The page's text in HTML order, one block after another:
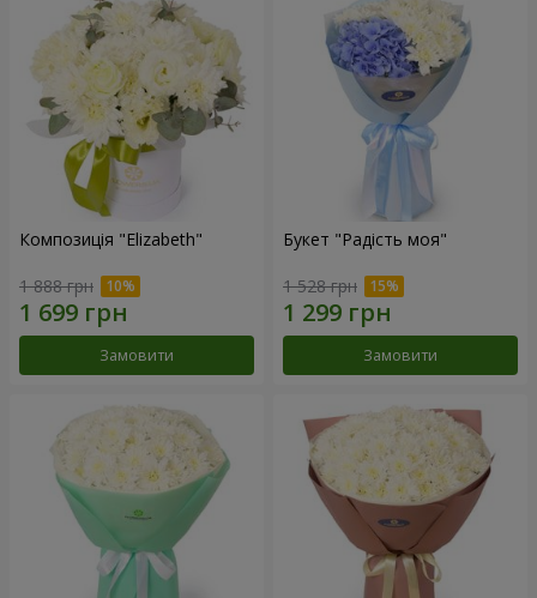
Композиція "Elizabeth"
1 888 грн
Замовити
Букет "Радість моя"
1 528 грн
Замовити